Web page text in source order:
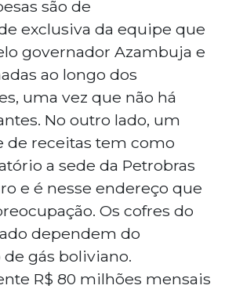
são de
exclusiva da equipe que
governador Azambuja e
ao longo dos
uma vez que não há
No outro lado, um
de receitas tem como
a sede da Petrobras
e é nesse endereço que
Os cofres do
dependem do
gás boliviano.
R$ 80 milhões mensais